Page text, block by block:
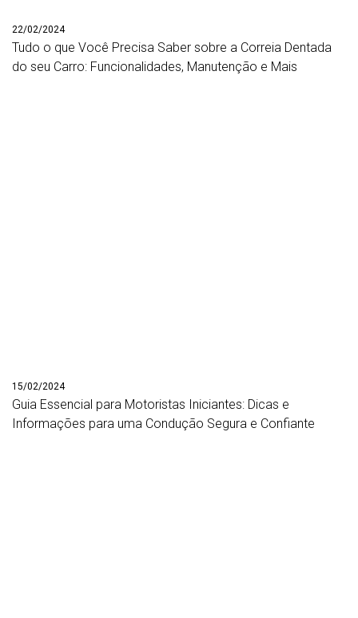
22/02/2024
Tudo o que Você Precisa Saber sobre a Correia Dentada
do seu Carro: Funcionalidades, Manutenção e Mais
15/02/2024
Guia Essencial para Motoristas Iniciantes: Dicas e
Informações para uma Condução Segura e Confiante